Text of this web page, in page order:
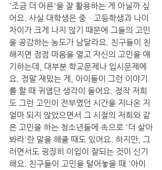
'조금 더 어른'을 잘 활용하는 게 아닐까 싶
어요. 사실 대학생은 중ㆍ고등학생과 나이
차이가 크게 나지 않기 때문에 그들의 고민
을 공감하는 농도가 남달라요. 친구들이 친
해지면 점점 마음을 열고 자신의 고민을 얘
기하는데, 대부분 학교문제나 입시문제에
요. 정말 재밌는 게, 아이들이 그런 이야기
를 할 때 귀엽단 생각이 들어요. 정작 저희
도 그런 고민이 전부였던 시간을 지나온 지
얼마 되지 않았으면서 그 시절의 저희와 같
은 고민을 하는 청소년들에 속으로 '더 살아
봐라'란 말을 해줄 때도 있어요. 하지만, 그
러면서도 굉장히 이입이 잘되는 것이 신기
해요. 친구들이 고민을 털어놓을 때 '아이